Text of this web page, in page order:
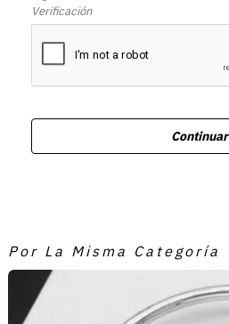
Verificación
Continuar
Por La Misma Categoría